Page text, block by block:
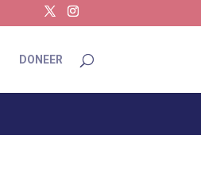
DONEER